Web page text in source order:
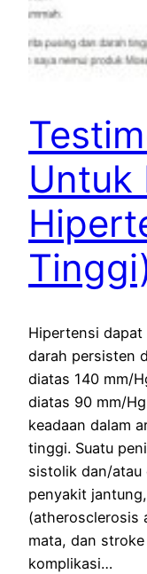
Untuk
Hipertensi
darah persisten
diatas 140 mm/
diatas 90 mm/
keadaan dalam
tinggi. Suatu
sistolik dan/
penyakit
(atherosclerosis
mata, dan
komplikasi…